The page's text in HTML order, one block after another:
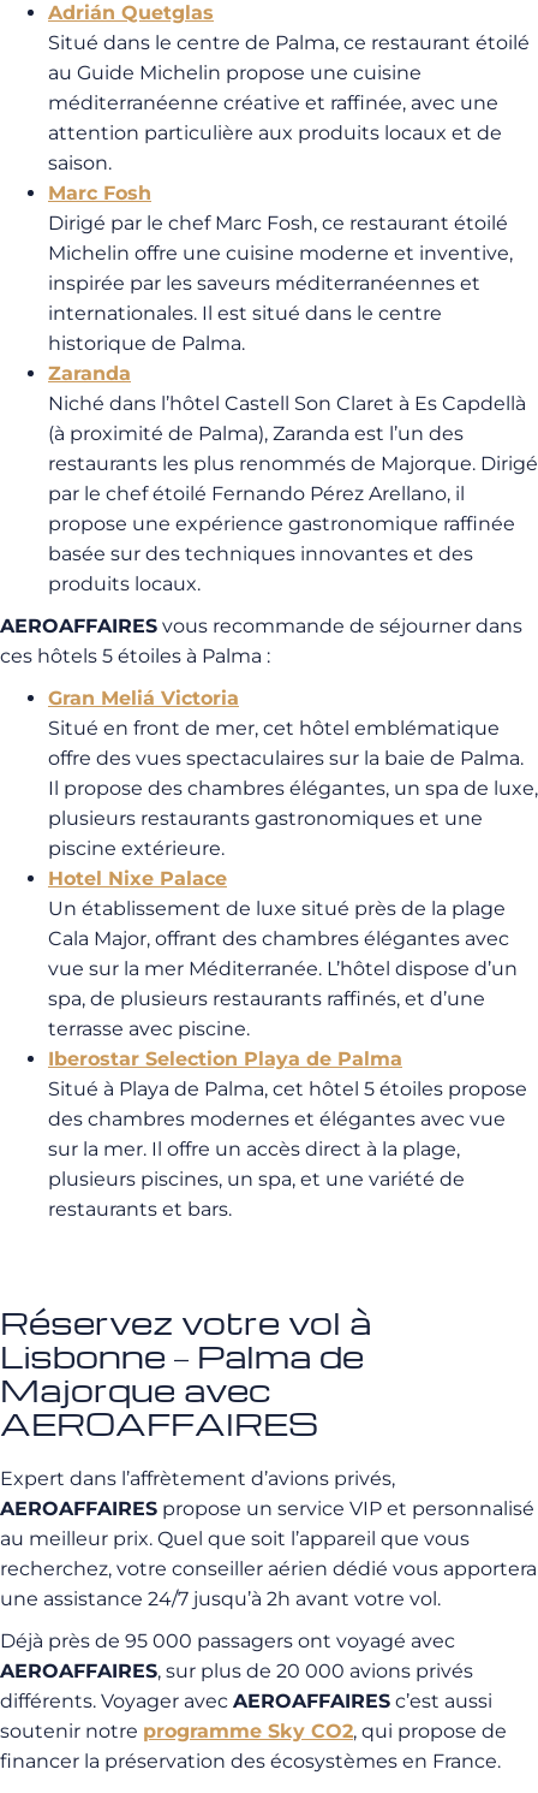
Adrián Quetglas
Situé dans le centre de Palma, ce restaurant étoilé
au Guide Michelin propose une cuisine
méditerranéenne créative et raffinée, avec une
attention particulière aux produits locaux et de
saison.
Marc Fosh
Dirigé par le chef Marc Fosh, ce restaurant étoilé
Michelin offre une cuisine moderne et inventive,
inspirée par les saveurs méditerranéennes et
internationales. Il est situé dans le centre
historique de Palma.
Zaranda
Niché dans l’hôtel Castell Son Claret à Es Capdellà
(à proximité de Palma), Zaranda est l’un des
restaurants les plus renommés de Majorque. Dirigé
par le chef étoilé Fernando Pérez Arellano, il
propose une expérience gastronomique raffinée
basée sur des techniques innovantes et des
produits locaux.
AEROAFFAIRES vous recommande de séjourner dans
ces hôtels 5 étoiles à Palma :
Gran Meliá Victoria
Situé en front de mer, cet hôtel emblématique
offre des vues spectaculaires sur la baie de Palma.
Il propose des chambres élégantes, un spa de luxe,
plusieurs restaurants gastronomiques et une
piscine extérieure.
Hotel Nixe Palace
Un établissement de luxe situé près de la plage
Cala Major, offrant des chambres élégantes avec
vue sur la mer Méditerranée. L’hôtel dispose d’un
spa, de plusieurs restaurants raffinés, et d’une
terrasse avec piscine.
Iberostar Selection Playa de Palma
Situé à Playa de Palma, cet hôtel 5 étoiles propose
des chambres modernes et élégantes avec vue
sur la mer. Il offre un accès direct à la plage,
plusieurs piscines, un spa, et une variété de
restaurants et bars.
Réservez votre vol à
Lisbonne – Palma de
Majorque avec
AEROAFFAIRES
Expert dans l’affrètement d’avions privés,
AEROAFFAIRES propose un service VIP et personnalisé
au meilleur prix. Quel que soit l’appareil que vous
recherchez, votre conseiller aérien dédié vous apportera
une assistance 24/7 jusqu’à 2h avant votre vol.
Déjà près de 95 000 passagers ont voyagé avec
AEROAFFAIRES, sur plus de 20 000 avions privés
différents. Voyager avec AEROAFFAIRES c’est aussi
soutenir notre programme Sky CO2, qui propose de
financer la préservation des écosystèmes en France.